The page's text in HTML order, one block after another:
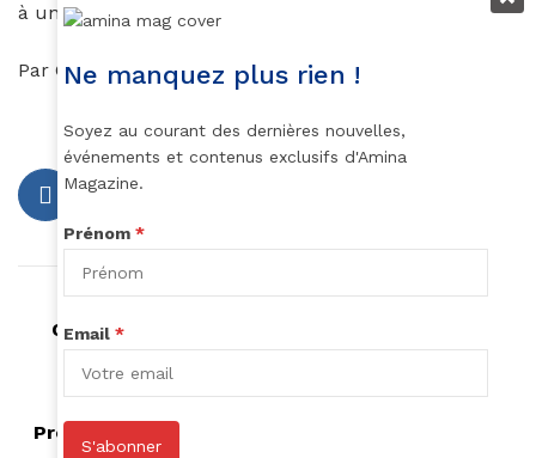
à une quelconque réussite.
Par C.B.
Comment prendre soin des cheveux sous un
tissage?
Prolongez la tenue de votre rouge à lèvres en 4
Ne manquez plus rien !
Soyez au courant des dernières nouvelles,
événements et contenus exclusifs d'Amina
Magazine.
Prénom *
Email *
S'abonner